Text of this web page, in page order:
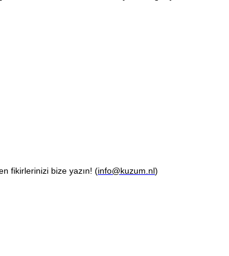
fikirlerinizi bize yazın! (info@kuzum.nl)